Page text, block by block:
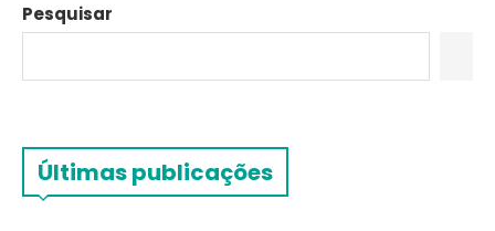
Pesquisar
Últimas publicações